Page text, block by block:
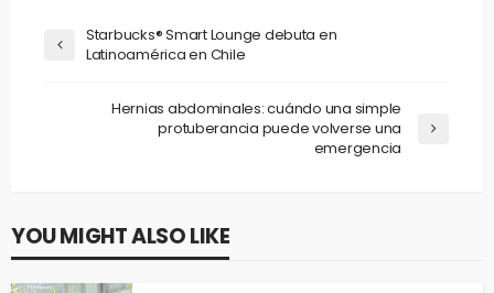
Starbucks® Smart Lounge debuta en
Latinoamérica en Chile
Hernias abdominales: cuándo una simple
protuberancia puede volverse una
emergencia
YOU MIGHT ALSO LIKE